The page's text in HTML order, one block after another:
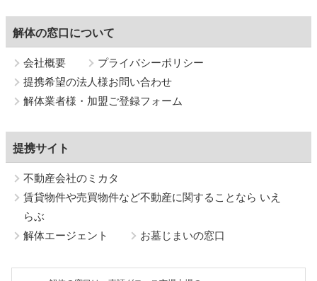
解体の窓口について
会社概要
プライバシーポリシー
提携希望の法人様お問い合わせ
解体業者様・加盟ご登録フォーム
提携サイト
不動産会社のミカタ
賃貸物件や売買物件など不動産に関することなら いえ
らぶ
解体エージェント
お墓じまいの窓口